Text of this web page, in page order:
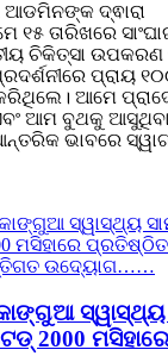
ଆଡମିନଙ୍କ ଦ୍ଵାରା
୧୫ ତାରିଖରେ
ଚିକିତ୍ସା ଉପକରଣ
ପ୍ରାୟ
ଆମେ
ଆମ ବୁଥକୁ
ଭାବରେ
ସ୍ୱାସ୍ଥ୍ୟ
2000 ମସିହାରେ